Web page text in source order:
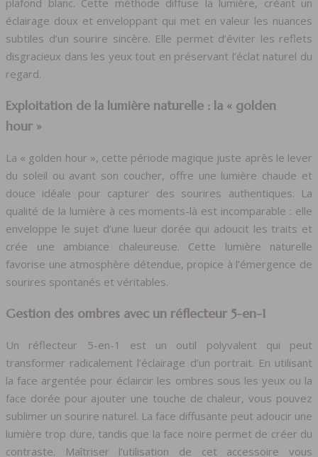
plafond blanc. Cette méthode diffuse la lumière, créant un
éclairage doux et enveloppant qui met en valeur les nuances
subtiles d’un sourire sincère. Elle permet d’éviter les reflets
disgracieux dans les yeux tout en préservant l’éclat naturel du
regard.
Exploitation de la lumière naturelle : la « golden
hour »
La « golden hour », cette période magique juste après le lever
du soleil ou avant son coucher, offre une lumière chaude et
douce idéale pour capturer des sourires authentiques. La
qualité de la lumière à ces moments-là est incomparable : elle
enveloppe le sujet d’une lueur dorée qui adoucit les traits et
crée une ambiance chaleureuse. Cette lumière naturelle
favorise une atmosphère détendue, propice à l’émergence de
sourires spontanés et véritables.
Gestion des ombres avec un réflecteur 5-en-1
Un réflecteur 5-en-1 est un outil polyvalent qui peut
transformer radicalement l’éclairage d’un portrait. En utilisant
la face argentée pour éclaircir les ombres sous les yeux ou la
face dorée pour ajouter une touche de chaleur, vous pouvez
sublimer un sourire naturel. La face diffusante peut adoucir une
lumière trop dure, tandis que la face noire permet de créer du
contraste. Maîtriser l’utilisation de cet accessoire vous